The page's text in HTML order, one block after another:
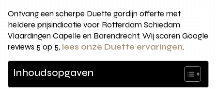
Ontvang een scherpe Duette gordijn offerte met
heldere prijsindicatie voor Rotterdam Schiedam
Vlaardingen Capelle en Barendrecht. Wij scoren Google
reviews 5 op 5, lees onze Duette ervaringen.
Inhoudsopgaven